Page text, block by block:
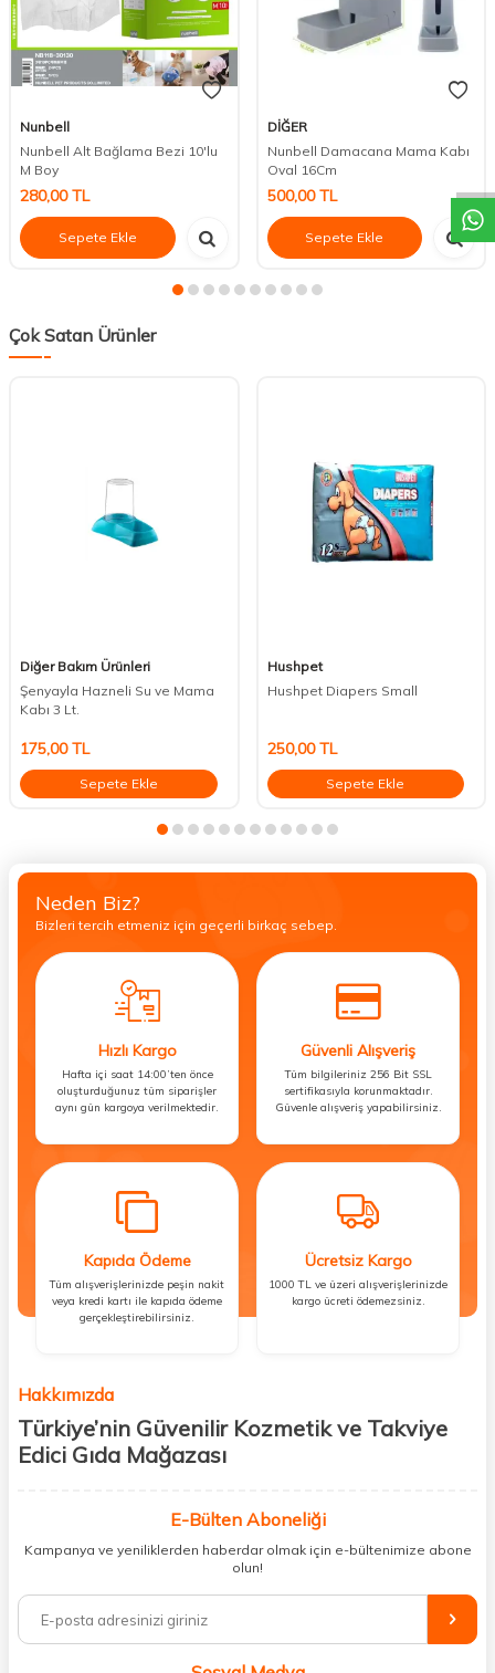
DESTEK
Nunbell
Nunbell Alt Bağlama Bezi 10'lu
M Boy
280,00TL
Sepete Ekle
DİĞER
Nunbell Damacana Mama Kabı
Oval 16Cm
500,00TL
Sepete Ekle
Çok Satan Ürünler
Diğer Bakım Ürünleri
Şenyayla Hazneli Su ve Mama
Kabı 3 Lt.
175,00TL
Sepete Ekle
Hushpet
Hushpet Diapers Small
250,00TL
Sepete Ekle
Neden Biz?
Bizleri tercih etmeniz için geçerli birkaç sebep.
Hızlı Kargo
Hafta içi saat 14:00’ten önce
oluşturduğunuz tüm siparişler
aynı gün kargoya verilmektedir.
Güvenli Alışveriş
Tüm bilgileriniz 256 Bit SSL
sertifikasıyla korunmaktadır.
Güvenle alışveriş yapabilirsiniz.
Kapıda Ödeme
Tüm alışverişlerinizde peşin nakit
veya kredi kartı ile kapıda ödeme
gerçekleştirebilirsiniz.
Ücretsiz Kargo
1000 TL ve üzeri alışverişlerinizde
kargo ücreti ödemezsiniz.
Hakkımızda
Türkiye’nin Güvenilir Kozmetik ve Takviye
Edici Gıda Mağazası
kişisel bakım hem de takviye edici gıda ürünlerini sizlerle
buluşturuyoruz. Artık mağaza mağaza dolaşmanıza gerek yok;
ihtiyacınız olan her şeyi tek bir çatı altında topluyor ve kapınıza kadar
%100 orijinal kozmetik ve sağlık ürünleriyle güzelliğinizi tamamlayabilir,
vücudunuzu desteklemek için güvenilir takviye edici gıdalara
E-Bülten Aboneliği
Kampanya ve yeniliklerden haberdar olmak için e-bültenimize abone
olun!